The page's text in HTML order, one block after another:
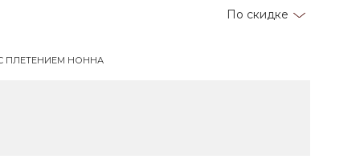
По скидке
ПЛЕТЕНИЕМ НОННА